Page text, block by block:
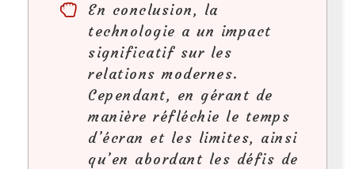
En conclusion, la
technologie a un impact
significatif sur les
relations modernes.
Cependant, en gérant de
manière réfléchie le temps
d’écran et les limites, ainsi
qu’en abordant les défis de